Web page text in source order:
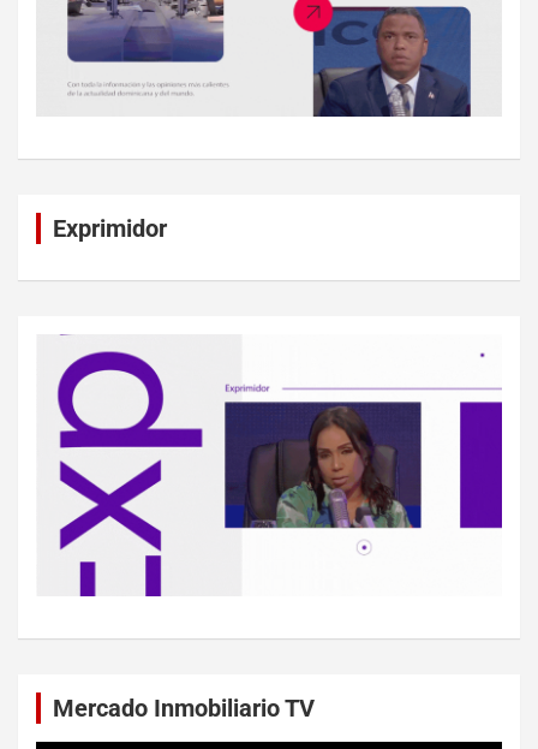
Exprimidor
Mercado Inmobiliario TV